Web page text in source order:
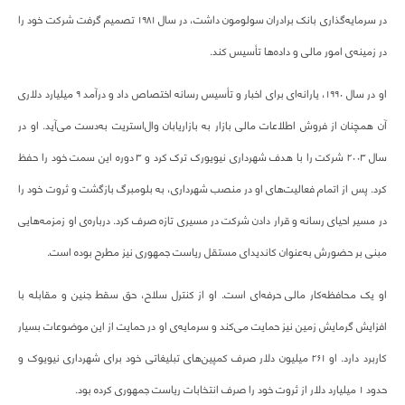
در سرمایه‌گذاری بانک برادران سولومون داشت، در سال ۱۹۸۱ تصمیم گرفت شرکت خود را
در زمینه‌ی امور مالی و داده‌ها تأسیس کند.
او در سال ۱۹۹۰، یارانه‌ای برای اخبار و تأسیس رسانه اختصاص داد و درآمد ۹ میلیارد دلاری
آن همچنان از فروش اطلاعات مالی بازار به بازاریابان وال‌استریت به‌دست می‌آید. او در
سال ۲۰۰۳ شرکت را با هدف شهرداری نیویورک ترک کرد و ۳ دوره این سمت خود را حفظ
کرد. پس از اتمام فعالیت‌های او در منصب شهرداری، به بلومبرگ بازگشت و ثروت خود را
در مسیر احیای رسانه و قرار دادن شرکت در مسیری تازه صرف کرد. درباره‌ی او زمزمه‌هایی
مبنی بر حضورش به‌عنوان کاندیدای مستقل ریاست جمهوری نیز مطرح بوده است.
او یک محافظه‌کار مالی حرفه‌ای است. او از کنترل سلاح، حق سقط جنین و مقابله با
افزایش گرمایش زمین نیز حمایت می‌کند و سرمایه‌ی او در حمایت از این موضوعات بسیار
کاربرد دارد. او ۲۶۱ میلیون دلار صرف کمپین‌های تبلیغاتی خود برای شهرداری نیویوک و
حدود ۱ میلیارد دلار از ثروت خود را صرف انتخابات ریاست جمهوری کرده بود.